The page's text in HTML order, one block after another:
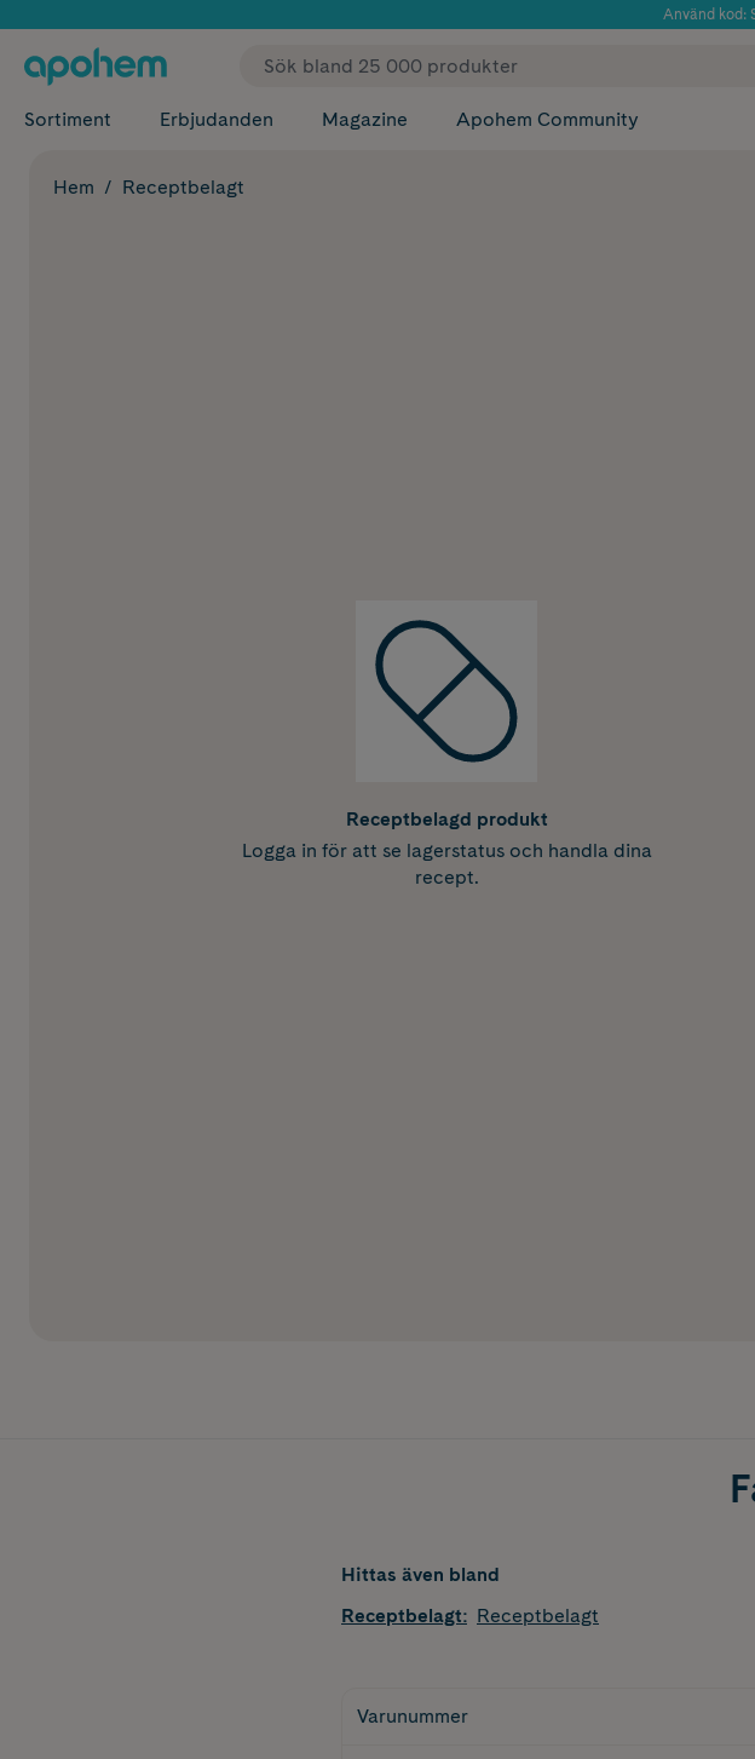
Använd kod:
✓ Fri frakt
Sortiment Erbjudanden Magazine Apohem Community
Hem Receptbelagt
Receptbelagd produkt
Logga in för att se lagerstatus och handla dina
recept.
Hittas även bland
Receptbelagt: Receptbelagt
Varunummer